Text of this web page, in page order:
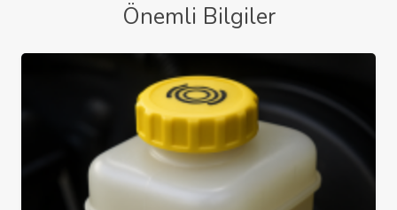
Önemli Bilgiler